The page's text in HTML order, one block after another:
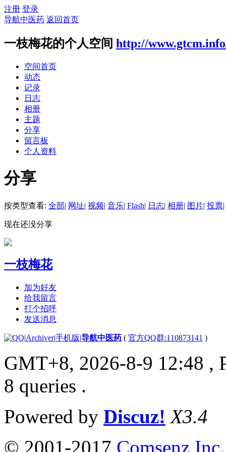
注册 登录
导航中医药 返回首页
一枝梅花的个人空间 http://
空间首页
动态
记录
日志
相册
主题
分享
留言板
个人资料
分享
按类型查看: 全部| 网址| 视频| 音乐| Flash| 日志| 相册| 图片| 投票|
现在还没分享
一枝梅花
加为好友
给我留言
打个招呼
发送消息
|Archiver|手机版|导航中医药 ( 官方QQ群:110873141 )
GMT+8, 2026-8-9 12:48 ,
8 queries .
Powered by Discuz! X3.4
© 2001-2017 Comsenz Inc.